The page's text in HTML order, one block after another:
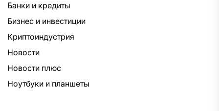
Банки и кредиты
Бизнес и инвестиции
Криптоиндустрия
Новости
Новости плюс
Ноутбуки и планшеты